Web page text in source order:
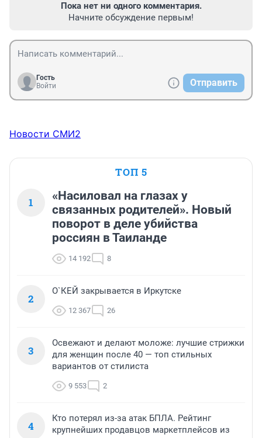
Пока нет ни одного комментария.
Начните обсуждение первым!
Гость
Войти
Отправить
Новости СМИ2
ТОП 5
1
«Насиловал на глазах у
связанных родителей». Новый
поворот в деле убийства
россиян в Таиланде
14 192 8
2
О`КЕЙ закрывается в Иркутске
12 367 26
3
Освежают и делают моложе: лучшие стрижки
для женщин после 40 — топ стильных
вариантов от стилиста
9 553 2
4
Кто потерял из-за атак БПЛА. Рейтинг
крупнейших продавцов маркетплейсов из